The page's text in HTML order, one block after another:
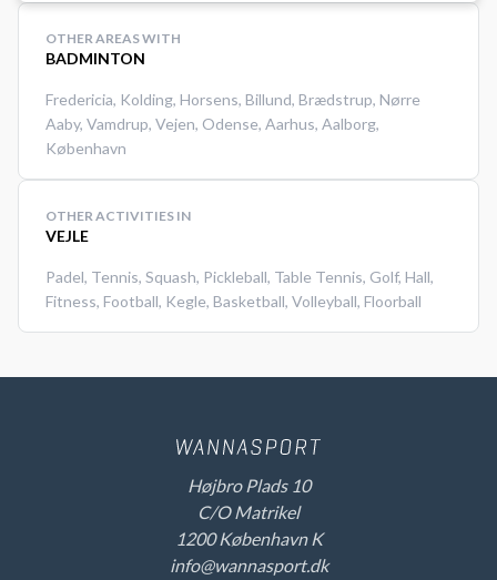
OTHER AREAS WITH
BADMINTON
Fredericia, Kolding, Horsens, Billund, Brædstrup, Nørre
Aaby, Vamdrup, Vejen, Odense, Aarhus, Aalborg,
København
OTHER ACTIVITIES IN
VEJLE
Padel, Tennis, Squash, Pickleball, Table Tennis, Golf, Hall,
Fitness, Football, Kegle, Basketball, Volleyball, Floorball
Højbro Plads 10
C/O Matrikel
1200 København K
info@wannasport.dk